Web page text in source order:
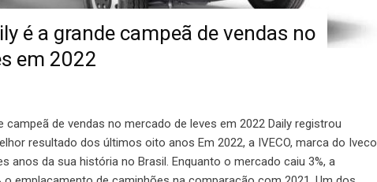
é a grande campeã de vendas no
em 2022
campeã de vendas no mercado de leves em 2022 Daily registrou
resultado dos últimos oito anos Em 2022, a IVECO, marca do Iveco
anos da sua história no Brasil. Enquanto o mercado caiu 3%, a